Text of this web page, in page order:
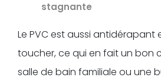
stagnante
Le PVC est aussi antidérapant
toucher, ce qui en fait un bon
salle de bain familiale ou une